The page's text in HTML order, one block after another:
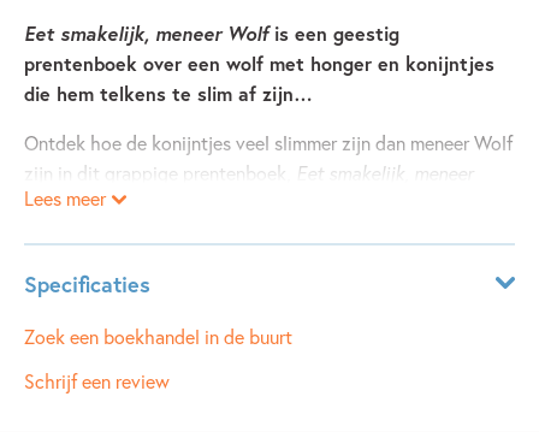
Eet smakelijk, meneer Wolfis een geestig
prentenboek over een wolf met honger en konijntjes
die hem telkens te slim af zijn…
Ontdek hoe de konijntjes veel slimmer zijn dan meneer Wolf
zijn in dit grappige prentenboek, Eet smakelijk, meneer
Wolf van France Quatromme en Hervé Le Goff. Meneer Wolf
zijn slimmer dan Meneer Wolf. Veel slimmer! Ze geven hem
heerlijke viooltjes­siroop - zo lekker. Hij wil nog meer
plukken. Zo leiden de konijntjes hem keer op keer om de
Lees meer
Specificaties
Leeftijdsindicatie: 4 - 7 jaar
ISBN:
9789493474765
Zoek een boekhandel in de buurt
Schrijf een review